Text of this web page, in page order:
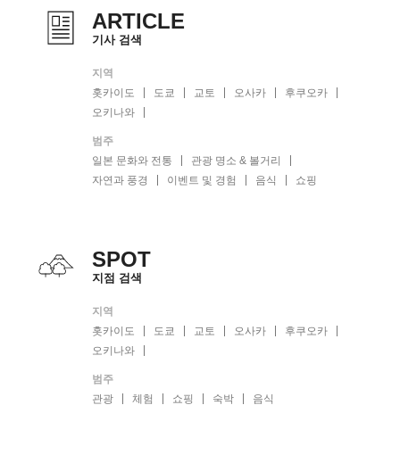
ARTICLE
기사 검색
지역
홋카이도
도쿄 교토 오사카
후쿠오카
오키나와
범주
일본 문화와 전통
관광 명소 & 볼거리
자연과 풍경
이벤트 및 경험 음식 쇼핑
SPOT
지점 검색
지역
홋카이도
도쿄 교토 오사카
후쿠오카
오키나와
범주
관광
체험 쇼핑 숙박 음식